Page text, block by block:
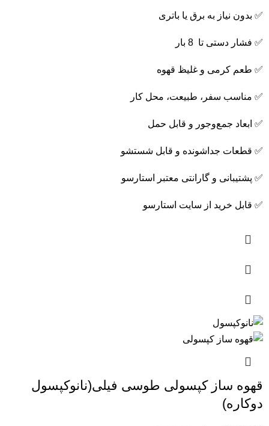
✅ بدون نیاز به برق یا باتری
✅ فشار دستی تا 8 بار
✅ طعم کرمی و غلیظ قهوه
✅ مناسب سفر، طبیعت، محل کار
✅ ابعاد جمع‌وجور و قابل حمل
✅ قطعات جداشونده و قابل شستشو
✅ پشتیبانی و گارانتی معتبر استارسو
✅ قابل خرید از سایت استارسو
قهوه ساز کپسولی طوسی فیلی(نانوکپسول
دوکاره)